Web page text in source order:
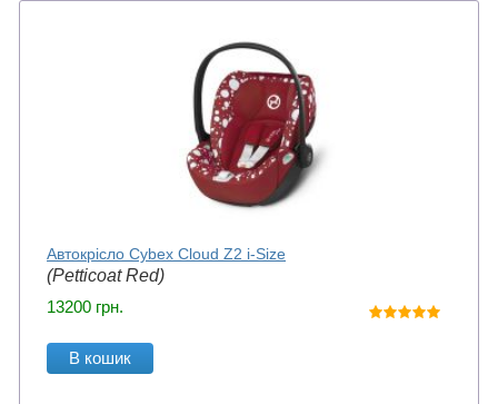
Автокрісло Cybex Cloud Z2 i-Size
(Petticoat Red)
13200 грн.
В кошик